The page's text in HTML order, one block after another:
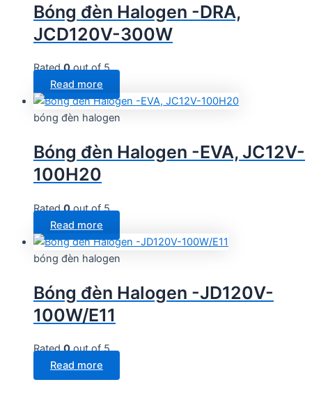
Bóng đèn Halogen -DRA,
JCD120V-300W
Rated0out of 5
Read more
bóng đèn halogen
Bóng đèn Halogen -EVA, JC12V-
100H20
Rated0out of 5
Read more
bóng đèn halogen
Bóng đèn Halogen -JD120V-
100W/E11
Rated0out of 5
Read more